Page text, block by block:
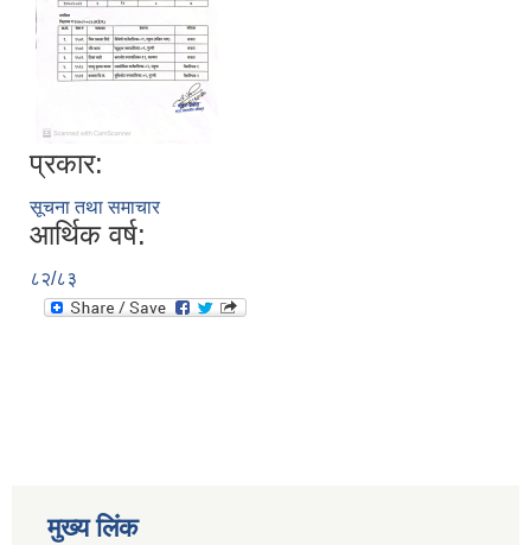
प्रकार:
सूचना तथा समाचार
आर्थिक वर्ष:
८२/८३
मुख्य लिंक